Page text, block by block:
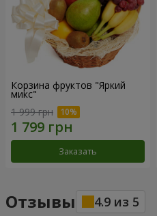
Корзина фруктов "Яркий
микс"
1 999 грн
Заказать
Отзывы 4.9 из 5